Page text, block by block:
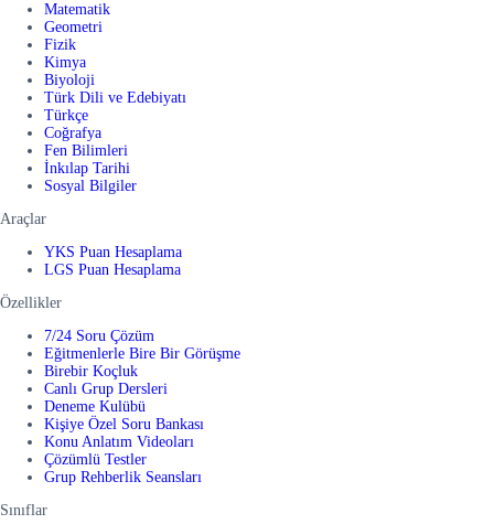
Matematik
Geometri
Fizik
Kimya
Biyoloji
Türk Dili ve Edebiyatı
Türkçe
Coğrafya
Fen Bilimleri
İnkılap Tarihi
Sosyal Bilgiler
Araçlar
YKS Puan Hesaplama
LGS Puan Hesaplama
Özellikler
7/24 Soru Çözüm
Eğitmenlerle Bire Bir Görüşme
Birebir Koçluk
Canlı Grup Dersleri
Deneme Kulübü
Kişiye Özel Soru Bankası
Konu Anlatım Videoları
Çözümlü Testler
Grup Rehberlik Seansları
Sınıflar